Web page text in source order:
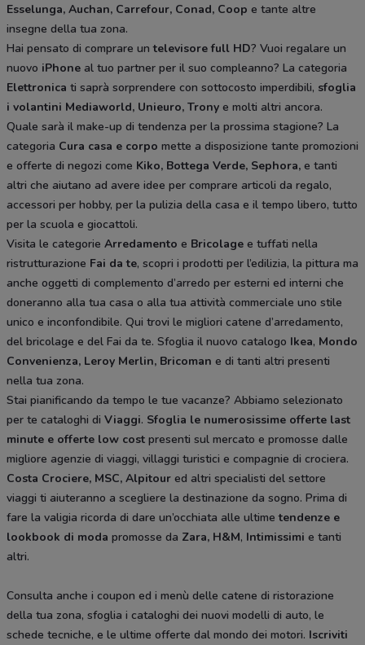
Esselunga, Auchan, Carrefour, Conad, Coop e tante altre
insegne della tua zona.
Hai pensato di comprare untelevisore full HD? Vuoi regalare un
nuovo iPhone al tuo partner per il suo compleanno? La categoria
Elettronica ti saprà sorprendere con sottocosto imperdibili, sfoglia
i volantini Mediaworld, Unieuro, Trony e molti altri ancora.
Quale sarà il make-up di tendenza per la prossima stagione? La
categoria Cura casa e corpo mette a disposizione tante promozioni
e offerte di negozi come Kiko, Bottega Verde, Sephora, e tanti
altri che aiutano ad avere idee per comprare articoli da regalo,
accessori per hobby, per la pulizia della casa e il tempo libero, tutto
per la scuola e giocattoli.
Visita le categorie Arredamento e Bricolage e tuffati nella
ristrutturazione Fai da te, scopri i prodotti per l’edilizia, la pittura ma
anche oggetti di complemento d’arredo per esterni ed interni che
doneranno alla tua casa o alla tua attività commerciale uno stile
unico e inconfondibile. Qui trovi le migliori catene d’arredamento,
del bricolage e del Fai da te. Sfoglia il nuovo catalogo Ikea, Mondo
Convenienza, Leroy Merlin, Bricoman e di tanti altri presenti
nella tua zona.
Stai pianificando da tempo le tue vacanze? Abbiamo selezionato
per te cataloghi di Viaggi. Sfoglia le numerosissime offerte last
minute e offerte low cost presenti sul mercato e promosse dalle
migliore agenzie di viaggi, villaggi turistici e compagnie di crociera.
Costa Crociere, MSC, Alpitour ed altri specialisti del settore
viaggi ti aiuteranno a scegliere la destinazione da sogno. Prima di
fare la valigia ricorda di dare un’occhiata alle ultimetendenze e
lookbook di moda promosse da Zara, H&M, Intimissimi e tanti
altri.
Consulta anche i coupon ed i menù delle catene di ristorazione
della tua zona, sfoglia i cataloghi dei nuovi modelli di auto, le
schede tecniche, e le ultime offerte dal mondo dei motori. Iscriviti